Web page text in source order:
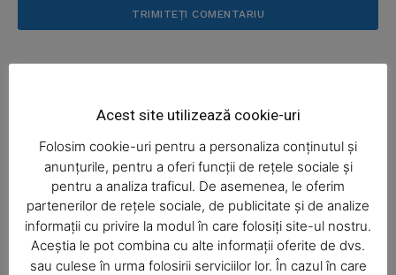
Magazine PRO
SUBSCRIBE NOW
Acest site utilizează cookie-uri
Folosim cookie-uri pentru a personaliza conținutul și
anunțurile, pentru a oferi funcții de rețele sociale și
pentru a analiza traficul. De asemenea, le oferim
partenerilor de rețele sociale, de publicitate și de analize
informații cu privire la modul în care folosiți site-ul nostru.
Aceștia le pot combina cu alte informații oferite de dvs.
sau culese în urma folosirii serviciilor lor. În cazul în care